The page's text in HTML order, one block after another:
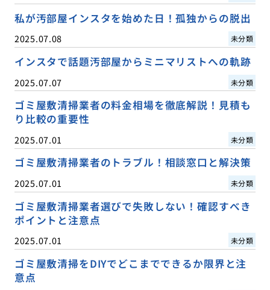
私が汚部屋インスタを始めた日！孤独からの脱出
2025.07.08 未分類
インスタで話題汚部屋からミニマリストへの軌跡
2025.07.07 未分類
ゴミ屋敷清掃業者の料金相場を徹底解説！見積も
り比較の重要性
2025.07.01 未分類
ゴミ屋敷清掃業者のトラブル！相談窓口と解決策
2025.07.01 未分類
ゴミ屋敷清掃業者選びで失敗しない！確認すべき
ポイントと注意点
2025.07.01 未分類
ゴミ屋敷清掃をDIYでどこまでできるか限界と注
意点